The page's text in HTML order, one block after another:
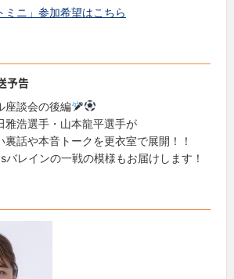
ミニ」参加希望はこちら
予告
座談会の後編
雅浩選手・山本龍平選手が
裏話や本音トークを更衣室で展開！！
バレインの一戦の模様もお届けします！